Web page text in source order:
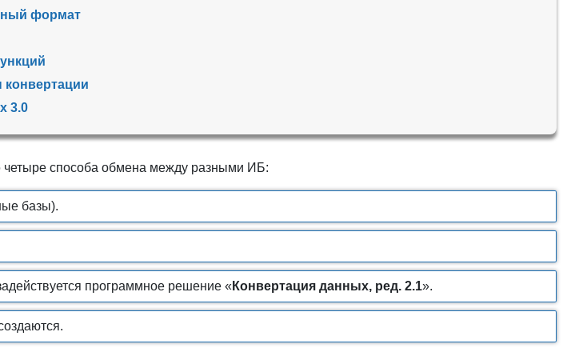
формат
3.0
четыре способа обмена между разными ИБ:
базы).
программное решение « Конвертация данных, ред. 2.1».